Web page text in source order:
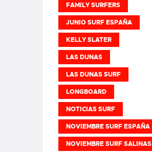
FAMILY SURFERS
JUNIO SURF ESPAÑA
KELLY SLATER
LAS DUNAS
LAS DUNAS SURF
LONGBOARD
NOTICIAS SURF
NOVIEMBRE SURF ESPAÑA
NOVIEMBRE SURF SALINAS